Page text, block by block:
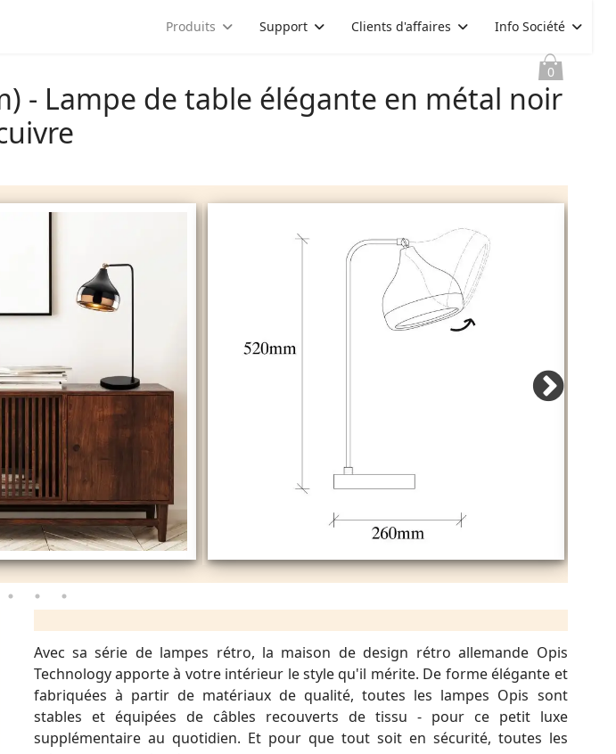
0
Produits Support Clients d'affaires Info Société
- Lampe de table élégante en métal noir
Avec sa série de lampes rétro, la maison de design rétro allemande Opis
Technology apporte à votre intérieur le style qu'il mérite. De forme élégante et
fabriquées à partir de matériaux de qualité, toutes les lampes Opis sont
stables et équipées de câbles recouverts de tissu - pour ce petit luxe
supplémentaire au quotidien. Et pour que tout soit en sécurité, toutes les